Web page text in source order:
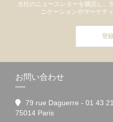
当社のニュースレターを購読し、
ニケーションやマーケテ
登
お問い合わせ
79 rue Daguerre - 01 43
75014 Paris((新しいウィンド